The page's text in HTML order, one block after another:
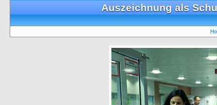
Auszeichnung als